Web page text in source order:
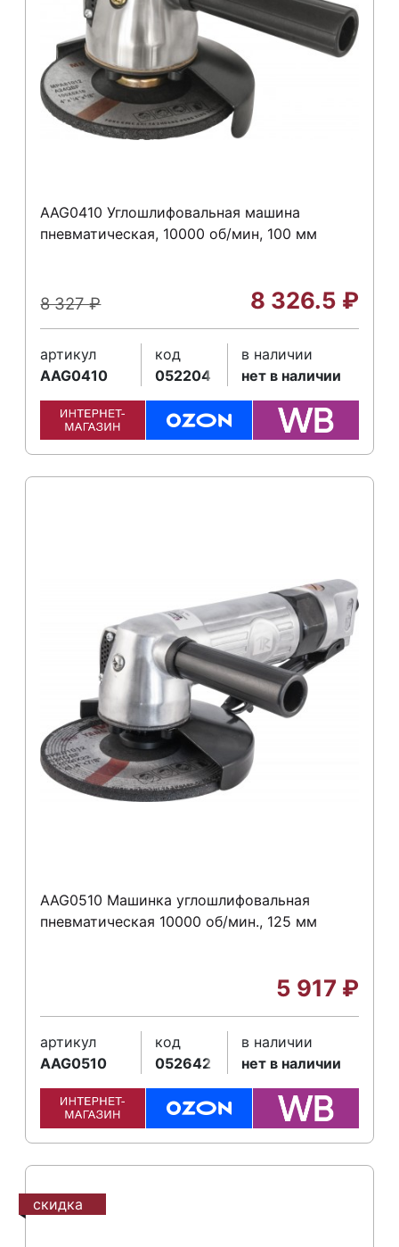
AAG0410 Углошлифовальная машина
пневматическая, 10000 об/мин, 100 мм
8 327₽ 8 326.5 ₽
артикул
AAG0410
код
052204
в наличии
нет в наличии
AAG0510 Машинка углошлифовальная
пневматическая 10000 об/мин., 125 мм
5 917 ₽
артикул
AAG0510
код
052642
в наличии
нет в наличии
скидка